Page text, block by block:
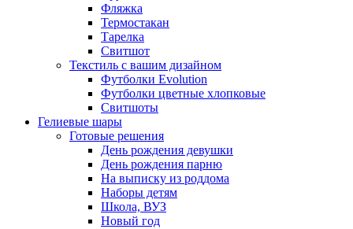
Фляжка
Термостакан
Тарелка
Свитшот
Текстиль с вашим дизайном
Футболки Evolution
Футболки цветные хлопковые
Свитшоты
Гелиевые шары
Готовые решения
День рождения девушки
День рождения парню
На выписку из роддома
Наборы детям
Школа, ВУЗ
Новый год